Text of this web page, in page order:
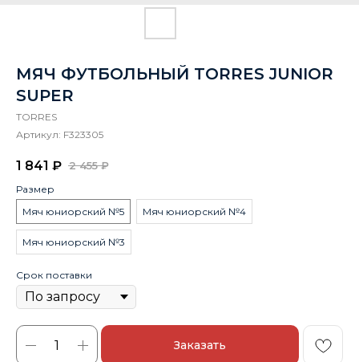
МЯЧ ФУТБОЛЬНЫЙ TORRES JUNIOR
SUPER
TORRES
Артикул: F323305
1 841 ₽ 2 455 ₽
Размер
Мяч юниорский №5
Мяч юниорский №4
Мяч юниорский №3
Срок поставки
Заказать